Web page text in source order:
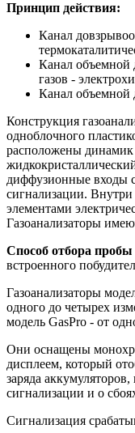
Принцип действия:
Канал
Канал объемной
газов -
Канал объемной
Конструкция
одноблочного
расположены динамик
диффузионные входы
сигнализации. Внутри
элементами
Газоанализаторы
Способ отбора пробы
встроенного
Газоанализаторы
одного до четырех
модель GasPro - от
Они оснащены
дисплеем, который
заряда
сигнализации и о
Сигнализация